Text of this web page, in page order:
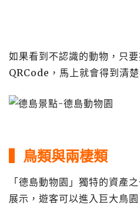
如果看到不認識的動物，只
QRCode，馬上就會得到清楚
鳥類與兩棲類
「德島動物園」獨特的資產
展示，遊客可以進入巨大鳥